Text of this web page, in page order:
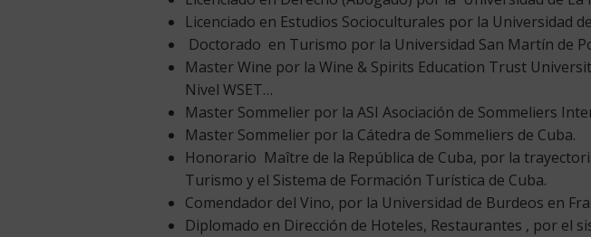
Licenciado en Estudios Socioculturales por la Universidad
Doctorado en Turismo por la Universidad San Martín de
Master Wine por la Wine & Spirits Education Trust
Nivel WSET…
Master Sommelier por la ASI Asociación de Sommeliers
Master Sommelier por la Cátedra de Sommeliers de Cuba.
Honorario Maître de la República de Cuba, por la
Turismo y el Sistema de Formación Turística de Cuba.
Comendador del Vino, por la Universidad de Burdeos en
Diplomado en Dirección de Hoteles, Restaurantes , por el